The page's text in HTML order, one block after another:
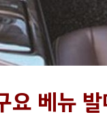
요 베뉴